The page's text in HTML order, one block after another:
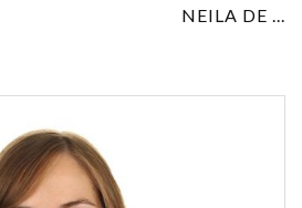
NEILA DE ...